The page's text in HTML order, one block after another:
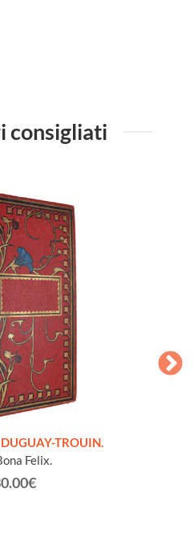
consigliati
TROUIN.
Felix.